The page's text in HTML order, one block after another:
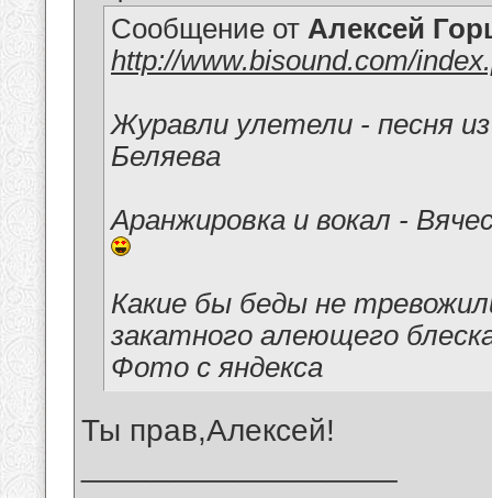
Сообщение от Алексей
http://www.bisound.com/
Журавли улетели - песня
Беляева
Аранжировка и вокал -
Какие бы беды не
закатного алеющего
Фото с яндекса
Ты прав,Алексей!